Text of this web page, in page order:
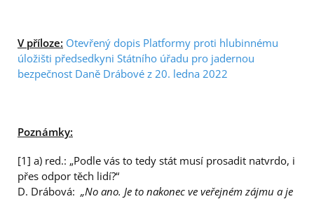
V příloze: Otevřený dopis Platformy proti hlubinnému
úložišti předsedkyni Státního úřadu pro jadernou
bezpečnost Daně Drábové z 20. ledna 2022
Poznámky:
[1] a) red.: „Podle vás to tedy stát musí prosadit natvrdo, i
přes odpor těch lidí?“
D. Drábová: „No ano. Je to nakonec ve veřejném zájmu a je